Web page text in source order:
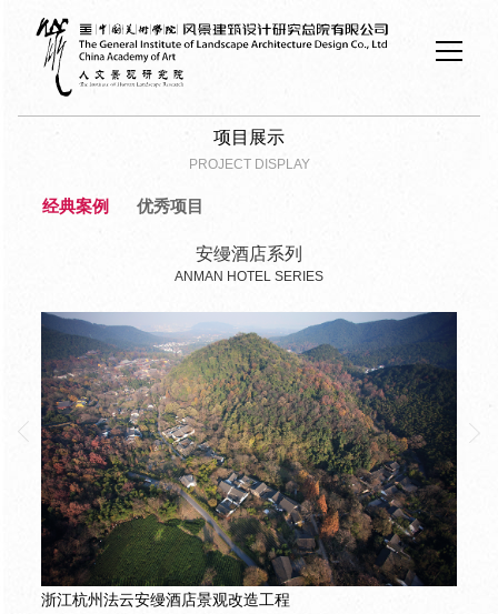
项目展示
PROJECT DISPLAY
经典案例 优秀项目
安缦酒店系列
ANMAN HOTEL SERIES
浙江杭州法云安缦酒店景观改造工程